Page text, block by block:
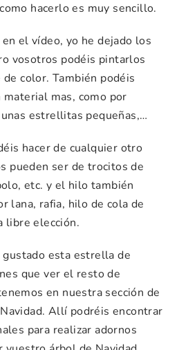
hacerlo es muy sencillo.
el vídeo, yo he dejado los
vosotros podéis pintarlos
color. También podéis
mas, como por
estrellitas pequeñas,…
hacer de cualquier otro
pueden ser de trocitos de
etc. y el hilo también
lana, rafia, hilo de cola de
libre elección.
esta estrella de
que ver el resto de
en nuestra sección de
Allí podréis encontrar
para realizar adornos